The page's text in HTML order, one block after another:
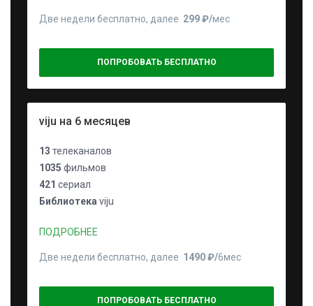
Две недели бесплатно, далее 299 ₽⁠/⁠мес
ПОПРОБОВАТЬ БЕСПЛАТНО
viju на 6 месяцев
13 телеканалов
1035 фильмов
421 сериал
Библиотека viju
ПОДРОБНЕЕ
Две недели бесплатно, далее 1490 ₽⁠/⁠6мес
ПОПРОБОВАТЬ БЕСПЛАТНО